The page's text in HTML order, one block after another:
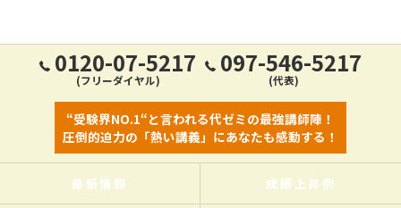
0120-07-5217
(フリーダイヤル)
097-546-5217
(代表)
“受験界NO.1“と言われる代ゼミの最強講師陣！
圧倒的迫力の「熱い講義」にあなたも感動する！
最新情報 成績上昇例